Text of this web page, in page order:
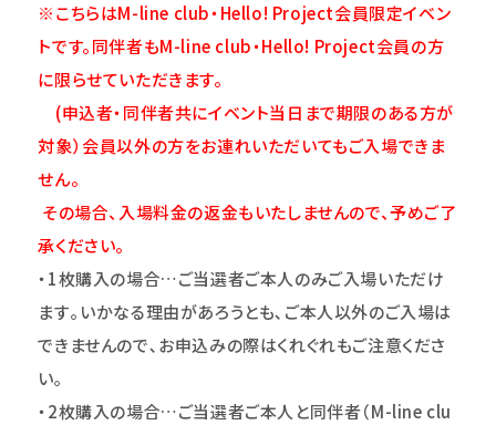
※こちらはM-line club・Hello! Project会員限定イベン
トです。同伴者もM-line club・Hello! Project会員の方
に限らせていただきます。
(申込者・同伴者共にイベント当日まで期限のある方が
対象）会員以外の方をお連れいただいてもご入場できま
せん。
その場合、入場料金の返金もいたしませんので、予めご了
承ください。
・1枚購入の場合…ご当選者ご本人のみご入場いただけ
ます｡いかなる理由があろうとも､ご本人以外のご入場は
できませんので､お申込みの際はくれぐれもご注意くださ
い｡
・2枚購入の場合…ご当選者ご本人と同伴者（M-line clu